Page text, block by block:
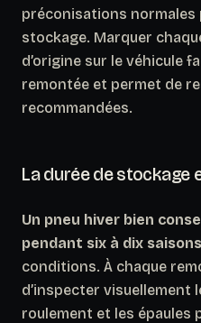
préconisations normales
stockage. Marquer
d’origine sur le véhicule
remontée et permet de
recommandées.
La durée de stockage
Un pneu hiver bien
pendant six à dix saisons
conditions. À chaque
d’inspecter visuellement
roulement et les épaules